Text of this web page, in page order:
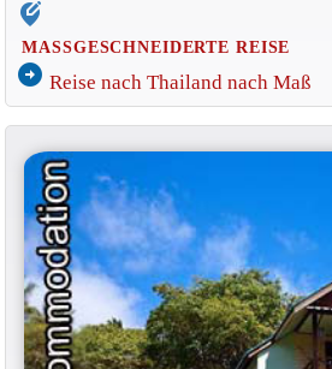
edit_location_alt
MASSGESCHNEIDERTE REISE
arrow_circle_right Reise nach Thailand nach Maß